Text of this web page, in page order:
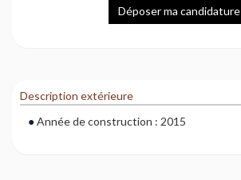
Déposer ma candidature
Description extérieure
Année de construction : 2015